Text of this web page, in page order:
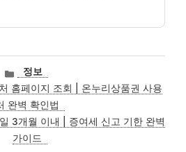
카
테
고
리
정보
홈페이지 조회 | 온누리상품권 사용
완벽 확인법
3개월 이내 | 증여세 신고 기한 완벽
가이드